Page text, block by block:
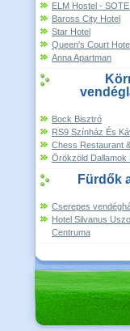
ELM Hostel -
Baross City Hotel
Star Hotel
Queen's Court
Anna Apartman
Bock Bisztró
RS9 Színház És
Chess Restaurant
Örökzöld Dallamok
Fürdők
Cserepes
Hotel Silvanus
Centruma